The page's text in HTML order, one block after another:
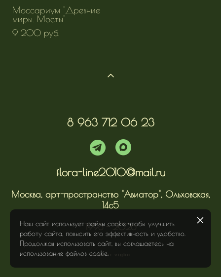
Моссариум "Древние
миры. Мосты"
9 200 pуб.
8 963 712 06 23
flora-line2010@mail.ru
Москва, арт-пространство "Авиатор", Ольховская,
14с5
1998 - 2026
сайт от vigbo
Наш сайт использует файлы cookie чтобы улучшить
работу сайта, повысить его эффективность и удобство.
Продолжая использовать сайт, вы соглашаетесь на
использование файлов cookie.